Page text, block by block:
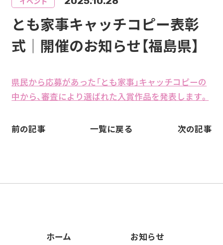
とも家事キャッチコピー表彰
式｜開催のお知らせ【福島県】
県民から応募があった「とも家事」キャッチコピーの
中から、審査により選ばれた入賞作品を発表します。
前の記事 一覧に戻る 次の記事
ホーム お知らせ